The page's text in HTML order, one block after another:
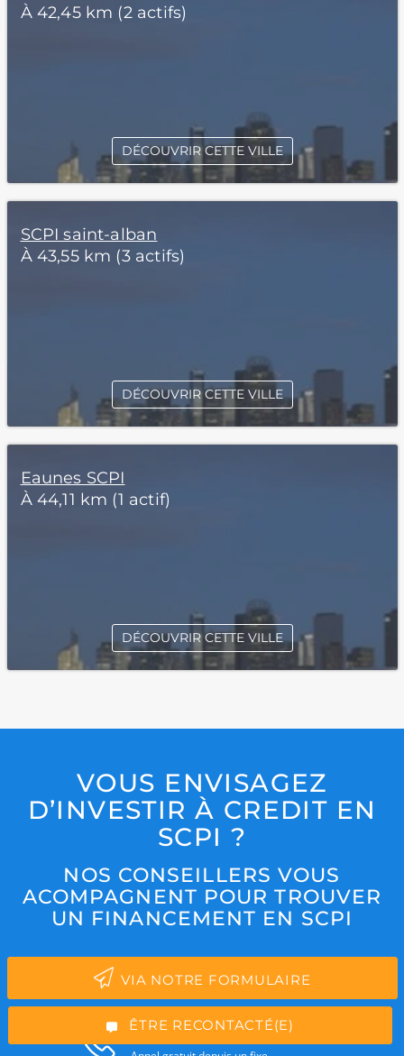
*Champs obligatoires
“Excellent”, 165 avis
ÊTRE RECONTACTÉ(E)
À 42,45 km (2 actifs)
DÉCOUVRIR CETTE VILLE
SCPI saint-alban
À 43,55 km (3 actifs)
DÉCOUVRIR CETTE VILLE
Eaunes SCPI
À 44,11 km (1 actif)
DÉCOUVRIR CETTE VILLE
VOUS ENVISAGEZ
D’INVESTIR À CREDIT EN
SCPI ?
NOS CONSEILLERS VOUS
ACOMPAGNENT POUR TROUVER
UN FINANCEMENT EN SCPI
VIA NOTRE FORMULAIRE
01 84 25 52 15